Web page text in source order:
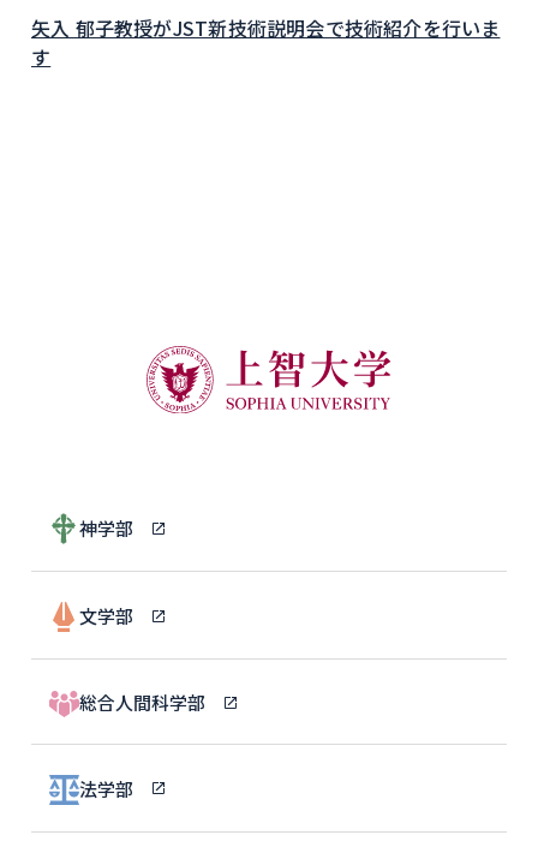
矢入 郁子教授がJST新技術説明会で技術紹介を行いま
す
神学部
文学部
総合人間科学部
法学部